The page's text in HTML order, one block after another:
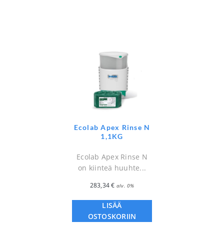
Ecolab Apex Rinse N
1,1KG
Ecolab Apex Rinse N
on kiinteä huuhte...
283,34€ alv. 0%
LISÄÄ
OSTOSKORIIN